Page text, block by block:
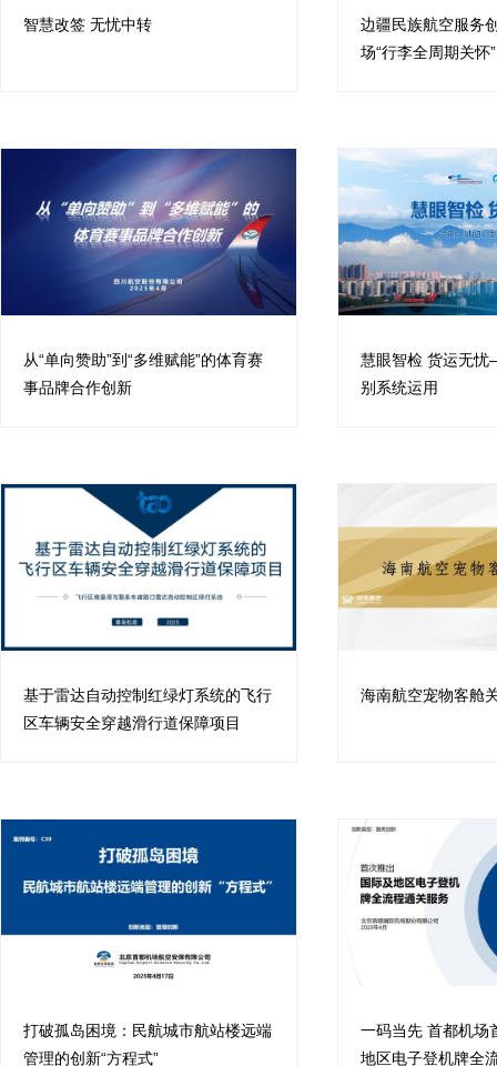
智慧改签 无忧中转
边疆民族航空服务
场“行李全周期关怀”
从“单向赞助”到“多维赋能”的体育赛
事品牌合作创新
慧眼智检 货运无
别系统运用
基于雷达自动控制红绿灯系统的飞行
区车辆安全穿越滑行道保障项目
海南航空宠物客舱
打破孤岛困境：民航城市航站楼远端
管理的创新“方程式”
一码当先 首都机场
地区电子登机牌全